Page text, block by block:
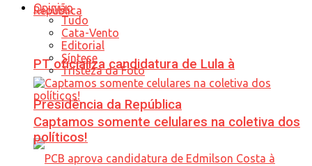
PT oficializa candidatura de Lula à
Presidência da República
Opinião
Tudo
Cata-Vento
Editorial
Síntese
Tristeza da Foto
Captamos somente celulares na coletiva dos
políticos!